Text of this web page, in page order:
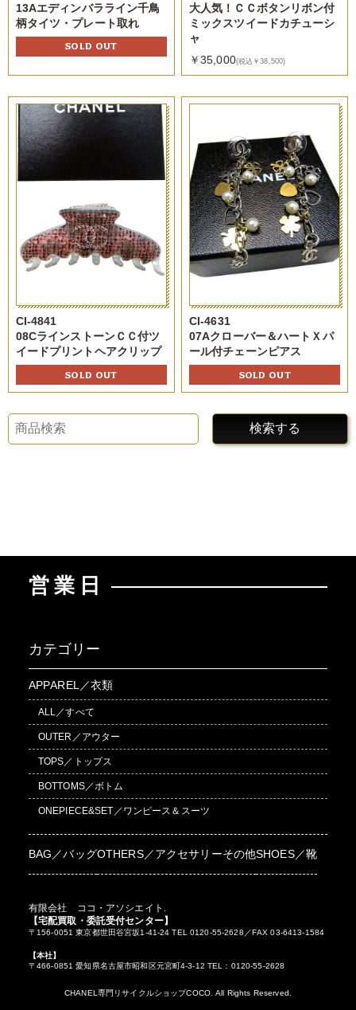
13Aエディンバラライン千鳥
柄タイツ・プレート取れ
SOLD OUT
大人気！ＣＣボタンリボン付
ミックスツイードカチューシ
ャ
￥35,000(税込￥38,500)
CI-4841
08CラインストーンＣＣ付ツ
イードプリントヘアクリップ
SOLD OUT
CI-4631
07Aクローバー＆ハートＸパ
ール付チェーンピアス
SOLD OUT
検索する
営業日
カテゴリー
APPAREL／衣類
ALL／すべて
OUTER／アウター
TOPS／トップス
BOTTOMS／ボトム
ONEPIECE&SET／ワンピース＆スーツ
BAG／バッグOTHERS／アクセサリーその他SHOES／靴
有限会社 ココ・アソシエイト.
【宅配買取・委託受付センター】
〒156-0051 東京都世田谷宮坂1-41-24 TEL 0120-55-2628／FAX 03-6413-1584
【本社】
〒466-0851 愛知県名古屋市昭和区元宮町4-3-12 TEL：0120-55-2628
CHANEL専門リサイクルショップCOCO. All Rights Reserved.